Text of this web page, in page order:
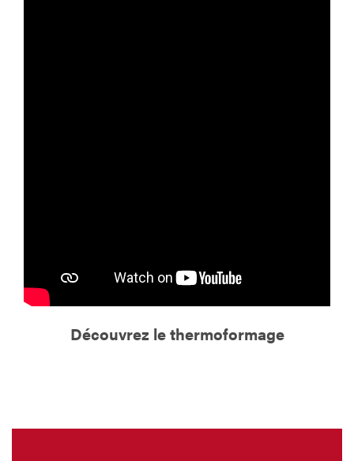
Découvrez le thermoformage